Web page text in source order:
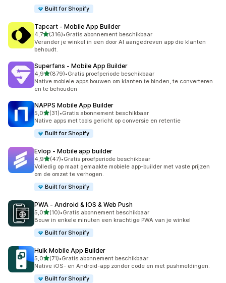
Built for Shopify
Tapcart ‑ Mobile App Builder
4,7van 5 sterren
(316)
316 recensies in totaal
•Gratis abonnement beschikbaar
Verander je winkel in een door AI aangedreven app die klanten
behoudt.
Superfans ‑ Mobile App Builder
4,9van 5 sterren
(879)
879 recensies in totaal
•Gratis proefperiode beschikbaar
Native mobiele apps bouwen om klanten te binden, te converteren
en te behouden
NAPPS Mobile App Builder
5,0van 5 sterren
(31)
31 recensies in totaal
•Gratis abonnement beschikbaar
Native apps met tools gericht op conversie en retentie
Built for Shopify
Evlop ‑ Mobile app builder
4,9van 5 sterren
(47)
47 recensies in totaal
•Gratis proefperiode beschikbaar
Volledig op maat gemaakte mobiele app-builder met vaste prijzen
om de omzet te verhogen.
Built for Shopify
PWA ‑ Android & IOS & Web Push
5,0van 5 sterren
(10)
10 recensies in totaal
•Gratis abonnement beschikbaar
Bouw in enkele minuten een krachtige PWA van je winkel
Built for Shopify
Hulk Mobile App Builder
5,0van 5 sterren
(71)
71 recensies in totaal
•Gratis abonnement beschikbaar
Native iOS- en Android-app zonder code en met pushmeldingen.
Built for Shopify